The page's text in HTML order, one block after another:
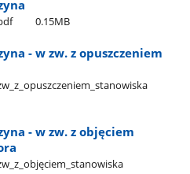
0.15MB
- w zw. z opuszczeniem
- w zw. z objęciem